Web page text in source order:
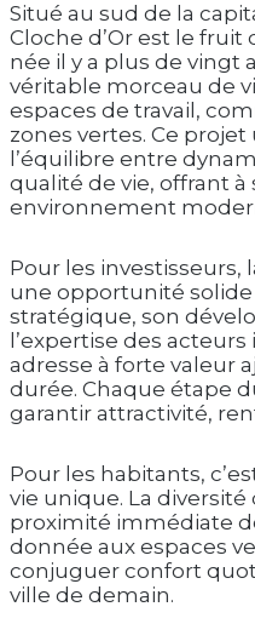
Situé au sud de la
Cloche d’Or est le fruit
née il y a plus de vingt
véritable morceau de
espaces de travail,
zones vertes. Ce
l’équilibre entre
qualité de vie, offrant à
environnement
Pour les investisseurs,
une opportunité solide
stratégique, son
l’expertise des
adresse à forte valeur
durée. Chaque étape
garantir attractivité,
Pour les habitants,
vie unique. La
proximité immédiate
donnée aux espaces
conjuguer confort
ville de demain.